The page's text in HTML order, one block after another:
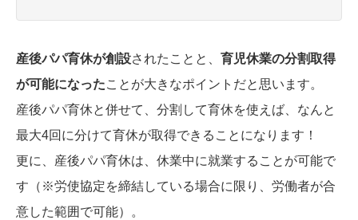
産後パパ育休が創設されたことと、 育児休業の分割取得
が可能になったことが大きなポイントだと思います。
産後パパ育休と併せて、分割して育休を使えば、なんと
最大4回に分けて育休が取得できることになります！
更に、産後パパ育休は、休業中に就業することが可能で
す（※労使協定を締結している場合に限り、労働者が合
意した範囲で可能）。